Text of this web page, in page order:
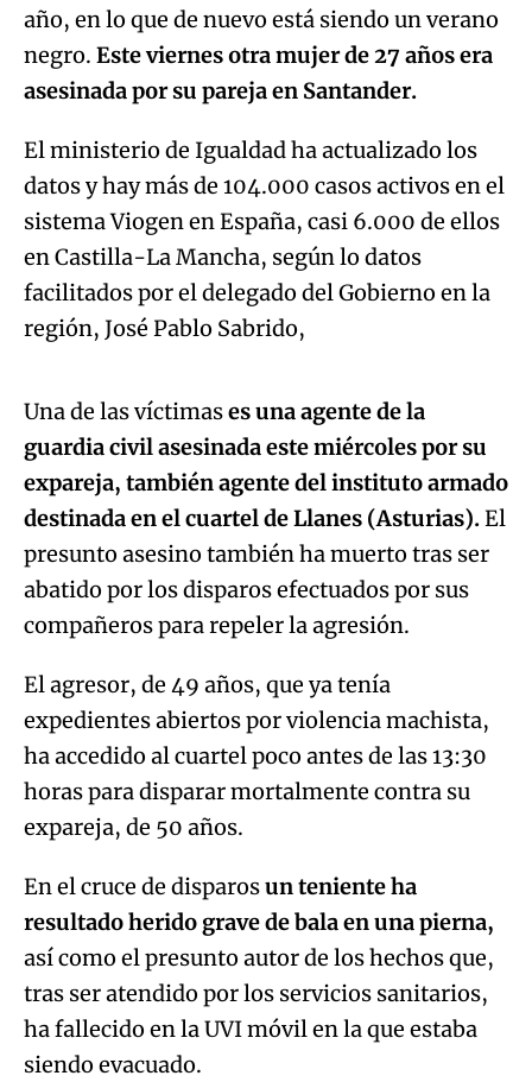
año, en lo que de nuevo está siendo un verano
negro. Este viernes otra mujer de 27 años era
asesinada por su pareja en Santander.
El ministerio de Igualdad ha actualizado los
datos y hay más de 104.000 casos activos en el
sistema Viogen en España, casi 6.000 de ellos
en Castilla-La Mancha, según lo datos
facilitados por el delegado del Gobierno en la
región, José Pablo Sabrido,
Algo salió mal.
Try again
Una de las víctimases una agente de la
guardia civil asesinada este miércoles por su
expareja, también agente del instituto armado
destinada en el cuartel de Llanes (Asturias).El
presunto asesino también ha muerto tras ser
abatido por los disparos efectuados por sus
compañeros para repeler la agresión.
El agresor, de 49 años, que ya tenía
expedientes abiertos por violencia machista,
ha accedido al cuartel poco antes de las 13:30
horas para disparar mortalmente contra su
expareja, de 50 años.
En el cruce de disparosun teniente ha
resultado herido grave de bala en una pierna,
así como el presunto autor de los hechos que,
tras ser atendido por los servicios sanitarios,
ha fallecido en la UVI móvil en la que estaba
siendo evacuado.